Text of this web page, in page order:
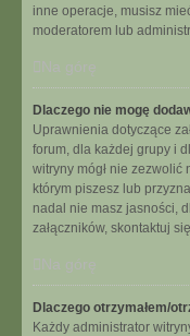
inne operacje, musisz
moderatorem lub
Na górę
Dlaczego nie mogę
Uprawnienia dotyczące
forum, dla każdej grupy i
witryny mógł nie zezwolić
którym piszesz lub
nadal nie masz jasności,
załączników, skontaktuj
Na górę
Dlaczego otrzymałem/
Każdy administrator